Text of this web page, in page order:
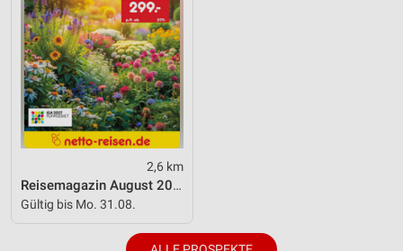
2,6 km
Reisemagazin August 2026
Gültig bis Mo. 31.08.